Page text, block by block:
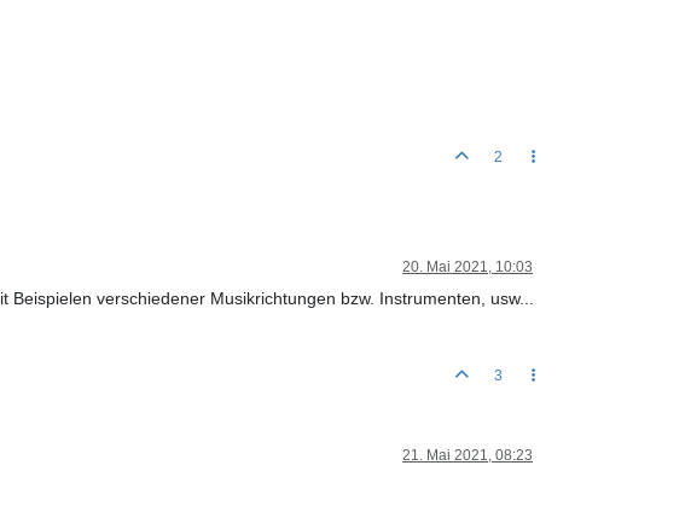
2
20. Mai 2021, 10:03
verschiedener Musikrichtungen bzw. Instrumenten, usw...
3
21. Mai 2021, 08:23